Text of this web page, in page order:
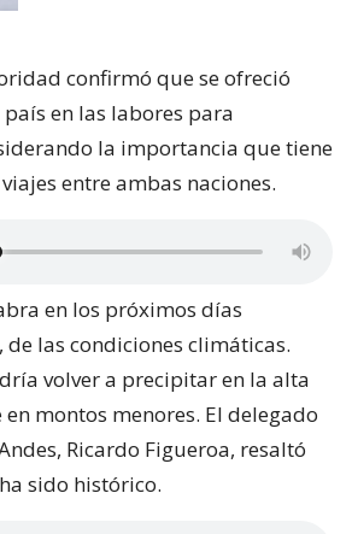
confirmó que se ofreció
en las labores para
la importancia que tiene
entre ambas naciones.
en los próximos días
de las condiciones climáticas.
volver a precipitar en la alta
montos menores. El delegado
Ricardo Figueroa, resaltó
sido histórico.